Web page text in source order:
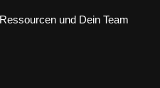
und Dein Team